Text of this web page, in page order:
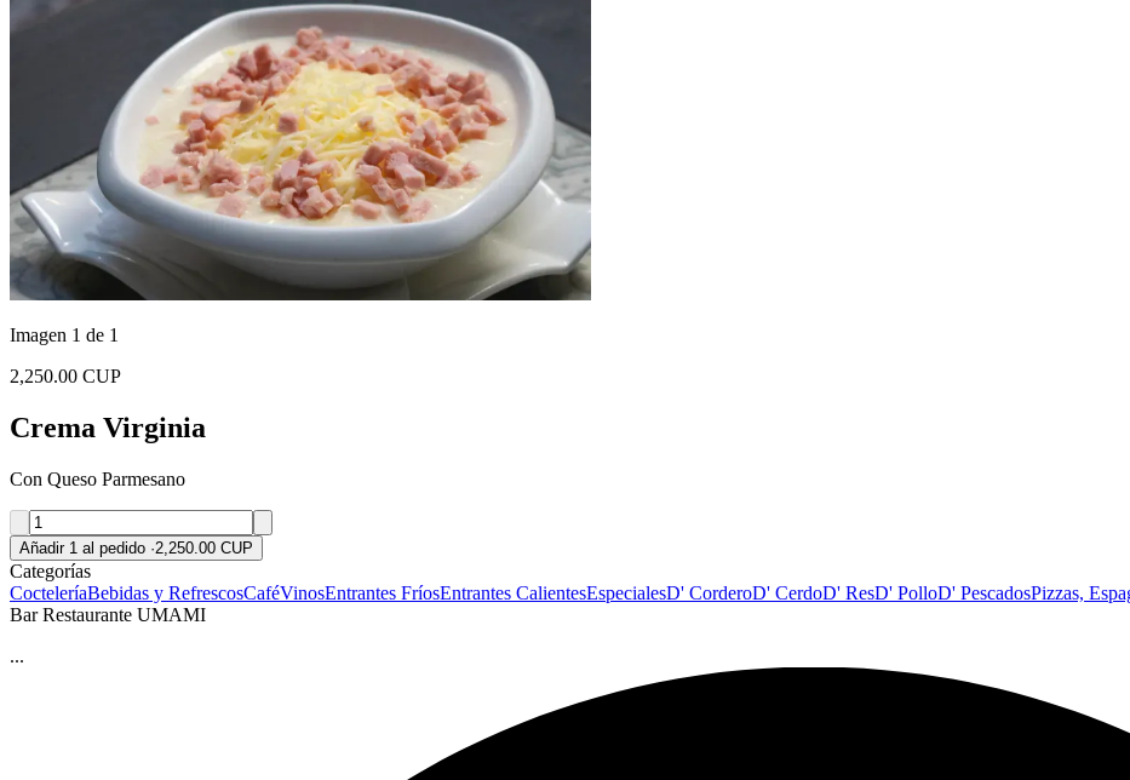
Imagen 1 de 1
2,250.00 CUP
Crema Virginia
Con Queso Parmesano
Añadir 1 al pedido ·2,250.00 CUP
Categorías
CocteleríaBebidas y RefrescosCaféVinosEntrantes FríosEntrantes CalientesEspecialesD' CorderoD' CerdoD' ResD' PolloD' PescadosPizzas,
Bar Restaurante UMAMI
...